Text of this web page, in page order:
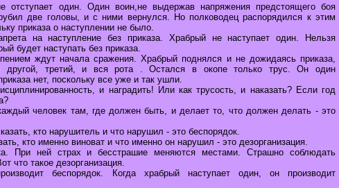
отступает один. Один воин,не выдержав напряжения предстоящего боя
две головы, и с ними вернулся. Но полководец распорядился к этим
приказа о наступлении не было.
на наступление без приказа. Храбрый не наступает один. Нельзя
будет наступать без приказа.
ждут начала сражения. Храбрый поднялся и не дожидаясь приказа,
другой, третий, и вся рота . Остался в окопе только трус. Он один
нет, поскольку все уже и так ушли.
и наградить! Или как трусость, и наказать? Если год
человек там, где должен быть, и делает то, что должен делать - это
кто нарушитель и что нарушил - это беспорядок.
кто именно виноват и что именно он нарушил - это дезорганизация.
При ней страх и бесстрашие меняются местами. Страшно соблюдать
что такое дезорганизация.
беспорядок. Когда храбрый наступает один, он производит